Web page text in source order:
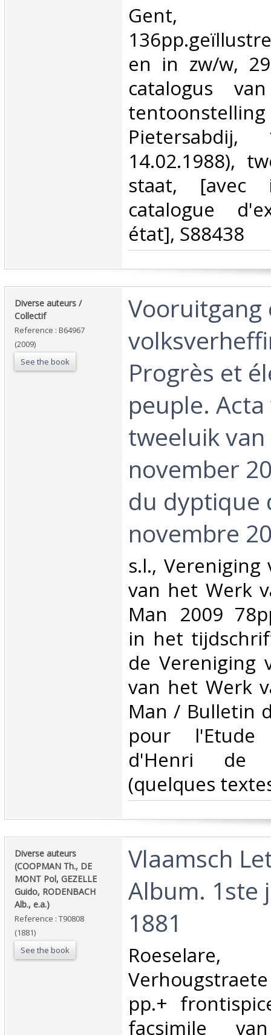
en in zw/w,
catalogus
Pietersabdij,
14.02.1988),
staat, [avec
catalogue
état], S88438‎
‎Diverse auteurs /
Collectif‎
Reference : B64967
(2009)
See the book
‎Vooruitgang
Progrès et
peuple.
tweeluik van
november
du dyptique
novembre
‎s.l.,
van het Werk
Man 2009
in het
de Vereniging
van het Werk
Man / Bulletin
pour
d'Henri de
(quelques
‎Diverse auteurs
(COOPMAN Th., DE
MONT Pol, GEZELLE
Guido, RODENBACH
Alb., e.a.)‎
Reference : T90808
(1881)
See the book
‎Vlaamsch
Album. 1ste
1881‎
pp.+
facsimile